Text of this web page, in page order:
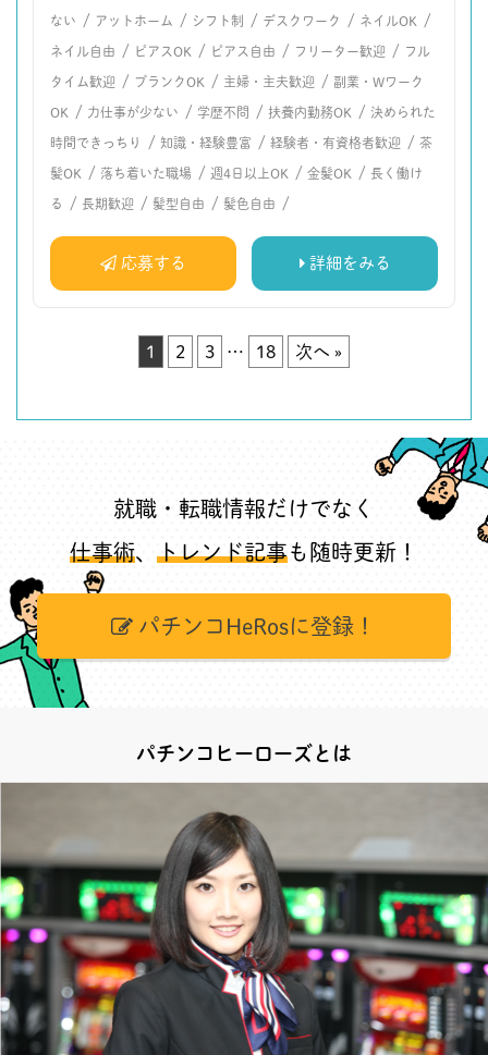
ない / アットホーム / シフト制 / デスクワーク / ネイルOK /
ネイル自由 / ピアスOK / ピアス自由 / フリーター歓迎 / フル
タイム歓迎 / ブランクOK / 主婦・主夫歓迎 / 副業・Wワーク
OK / 力仕事が少ない / 学歴不問 / 扶養内勤務OK / 決められた
時間できっちり / 知識・経験豊富 / 経験者・有資格者歓迎 / 茶
髪OK / 落ち着いた職場 / 週4日以上OK / 金髪OK / 長く働け
る / 長期歓迎 / 髪型自由 / 髪色自由 /
応募する 詳細をみる
1 2 3 … 18 次へ »
就職・転職情報だけでなく
仕事術、 トレンド記事も随時更新！
パチンコHeRosに登録！
パチンコヒーローズとは